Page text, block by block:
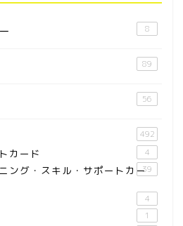
8
89
56
492
カード 4
ング・スキル・サポートカー39
4
1